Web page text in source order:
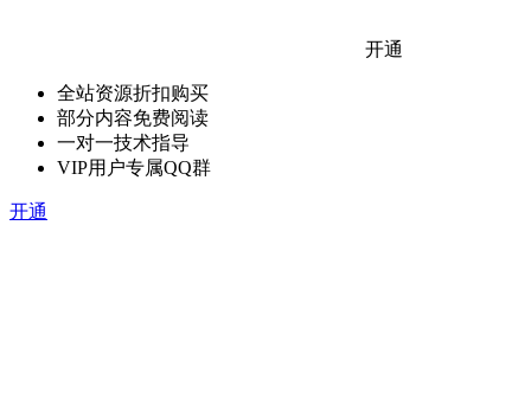
开通
全站资源折扣购买
部分内容免费阅读
一对一技术指导
VIP用户专属QQ群
开通